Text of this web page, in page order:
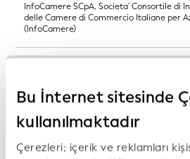
Bu İnternet sitesinde
kullanılmaktadır
Çerezleri; içerik ve reklamları
InfoCamere SCpA, Societa' Consortile di
delle Camere di Commercio Italiane per
(InfoCamere)
Institut national de la statistique et des
économiques (Insee)
KDD - Centralna klirinško depotna družba